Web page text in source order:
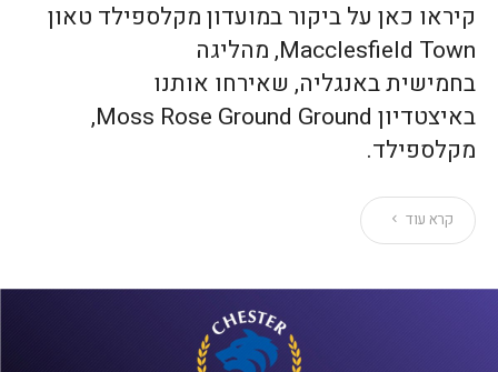
קיראו כאן על ביקור במועדון מקלספילד טאון
Macclesfield Town, מהליגה
בחמישית באנגליה, שאירחו אותנו
באיצטדיון Moss Rose Ground Ground,
מקלספילד.
קרא עוד